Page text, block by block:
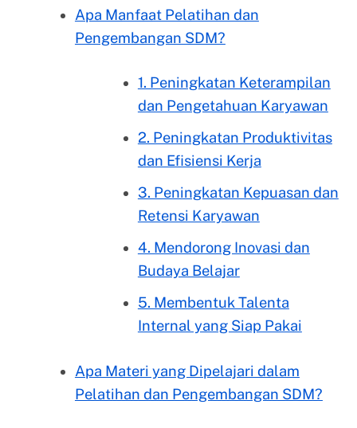
Apa Manfaat Pelatihan dan
Pengembangan SDM?
1. Peningkatan Keterampilan
dan Pengetahuan Karyawan
2. Peningkatan Produktivitas
dan Efisiensi Kerja
3. Peningkatan Kepuasan dan
Retensi Karyawan
4. Mendorong Inovasi dan
Budaya Belajar
5. Membentuk Talenta
Internal yang Siap Pakai
Apa Materi yang Dipelajari dalam
Pelatihan dan Pengembangan SDM?